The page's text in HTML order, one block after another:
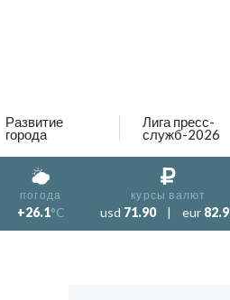
Развитие
города
Лига пресс-
служб-2026
погода
+26.1°C
курсы валют
usd 71.90 | eur